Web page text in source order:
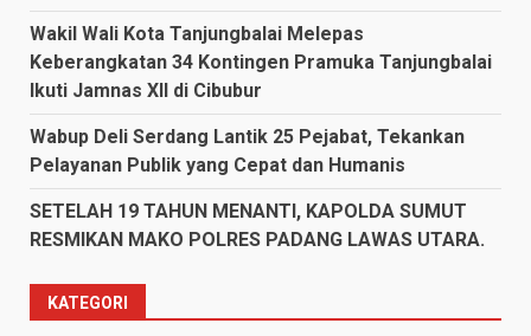
Wakil Wali Kota Tanjungbalai Melepas
Keberangkatan 34 Kontingen Pramuka Tanjungbalai
Ikuti Jamnas XII di Cibubur
Wabup Deli Serdang Lantik 25 Pejabat, Tekankan
Pelayanan Publik yang Cepat dan Humanis
SETELAH 19 TAHUN MENANTI, KAPOLDA SUMUT
RESMIKAN MAKO POLRES PADANG LAWAS UTARA.
KATEGORI